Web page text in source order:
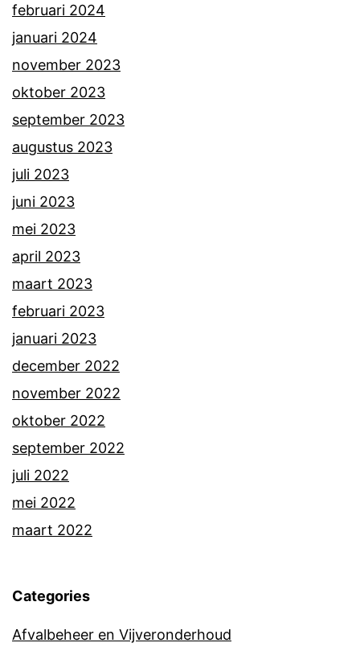
februari 2024
januari 2024
november 2023
oktober 2023
september 2023
augustus 2023
juli 2023
juni 2023
mei 2023
april 2023
maart 2023
februari 2023
januari 2023
december 2022
november 2022
oktober 2022
september 2022
juli 2022
mei 2022
maart 2022
Categories
Afvalbeheer en Vijveronderhoud